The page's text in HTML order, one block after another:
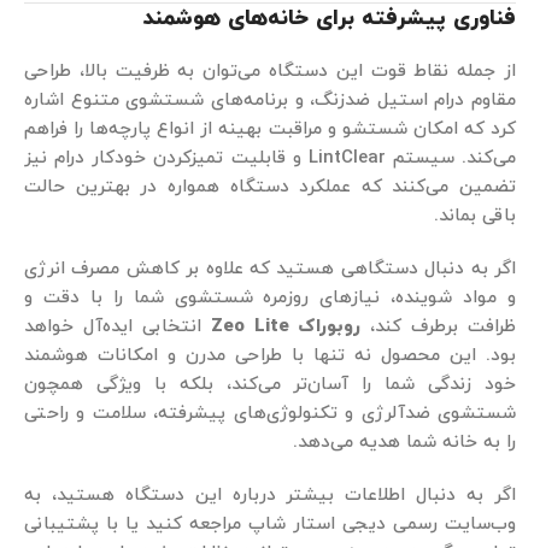
فناوری پیشرفته برای خانه‌های هوشمند
از جمله نقاط قوت این دستگاه می‌توان به ظرفیت بالا، طراحی
مقاوم درام استیل ضدزنگ، و برنامه‌های شستشوی متنوع اشاره
کرد که امکان شستشو و مراقبت بهینه از انواع پارچه‌ها را فراهم
می‌کند. سیستم LintClear و قابلیت تمیزکردن خودکار درام نیز
تضمین می‌کنند که عملکرد دستگاه همواره در بهترین حالت
باقی بماند.
اگر به دنبال دستگاهی هستید که علاوه بر کاهش مصرف انرژی
و مواد شوینده، نیازهای روزمره شستشوی شما را با دقت و
ظرافت برطرف کند، روبوراک
انتخابی ایده‌آل خواهد
بود. این محصول نه تنها با طراحی مدرن و امکانات هوشمند
خود زندگی شما را آسان‌تر می‌کند، بلکه با ویژگی‌ همچون
شستشوی ضدآلرژی و تکنولوژی‌های پیشرفته، سلامت و راحتی
را به خانه شما هدیه می‌دهد.
اگر به دنبال اطلاعات بیشتر درباره این دستگاه هستید، به
وب‌سایت رسمی دیجی استار شاپ مراجعه کنید یا با پشتیبانی